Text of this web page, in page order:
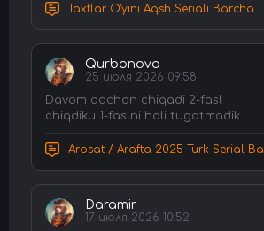
Taxtlar O'yini Aqsh Seriali Barcha Qismlar Uzbek tilida Tarjima Serial HD Skachat
Qurbonova
25 июля 2026 09:58
Davom qachon chiqadi 2-fasl
chiqdiku 1-faslni hali tugatmadik
Arosat / Arafta 2025 Turk Serial Barcha Qismlar Uzbek tilida Tarjima Serial tas-ix skachat
Daramir
17 июля 2026 10:52